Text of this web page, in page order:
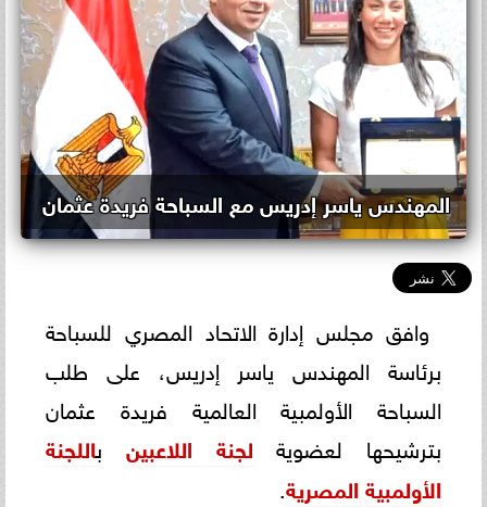
المهندس ياسر إدريس مع السباحة فريدة عثمان
وافق مجلس إدارة الاتحاد المصري للسباحة
برئاسة المهندس ياسر إدريس، على طلب
السباحة الأولمبية العالمية فريدة عثمان
بترشيحها لعضوية لجنة اللاعبين باللجنة
الأولمبية المصرية